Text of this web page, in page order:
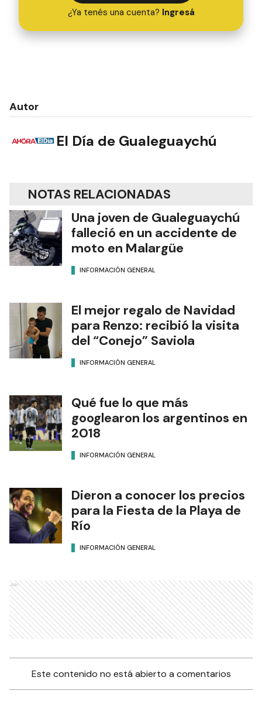
¿Ya tenés una cuenta? Ingresá
Autor
El Día de Gualeguaychú
NOTAS RELACIONADAS
Una joven de Gualeguaychú
falleció en un accidente de
moto en Malargüe
INFORMACIÓN GENERAL
El mejor regalo de Navidad
para Renzo: recibió la visita
del “Conejo” Saviola
INFORMACIÓN GENERAL
Qué fue lo que más
googlearon los argentinos en
2018
INFORMACIÓN GENERAL
Dieron a conocer los precios
para la Fiesta de la Playa de
Río
INFORMACIÓN GENERAL
Ads
Este contenido no está abierto a comentarios